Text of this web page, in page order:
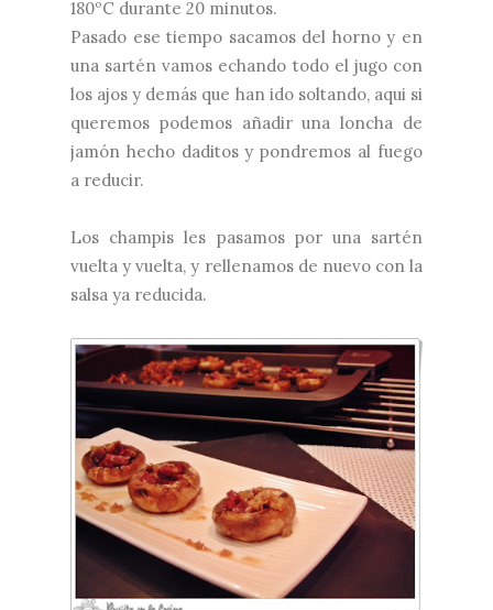
180ºC durante 20 minutos.
Pasado ese tiempo sacamos del horno y en
una sartén vamos echando todo el jugo con
los ajos y demás que han ido soltando, aqui si
queremos podemos añadir una loncha de
jamón hecho daditos y pondremos al fuego
a reducir.
Los champis les pasamos por una sartén
vuelta y vuelta, y rellenamos de nuevo con la
salsa ya reducida.